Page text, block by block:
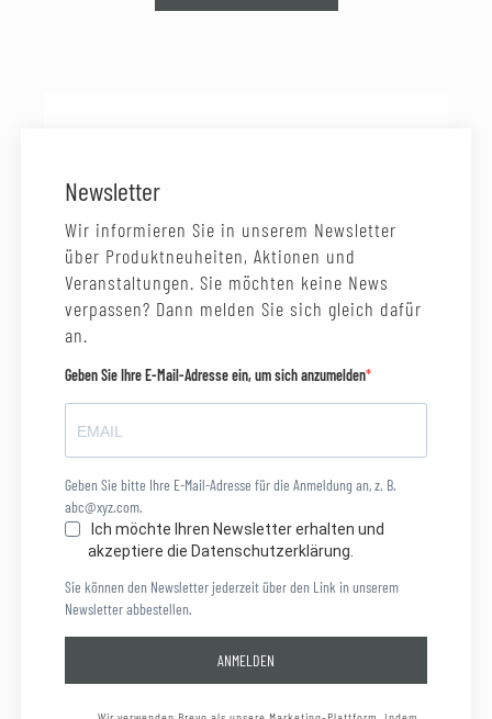
Newsletter
Wir informieren Sie in unserem Newsletter
über Produktneuheiten, Aktionen und
Veranstaltungen. Sie möchten keine News
verpassen? Dann melden Sie sich gleich dafür
an.
Geben Sie Ihre E-Mail-Adresse ein, um sich anzumelden
Geben Sie bitte Ihre E-Mail-Adresse für die Anmeldung an, z. B.
abc@xyz.com.
Ich möchte Ihren Newsletter erhalten und
akzeptiere die Datenschutzerklärung.
Sie können den Newsletter jederzeit über den Link in unserem
Newsletter abbestellen.
ANMELDEN